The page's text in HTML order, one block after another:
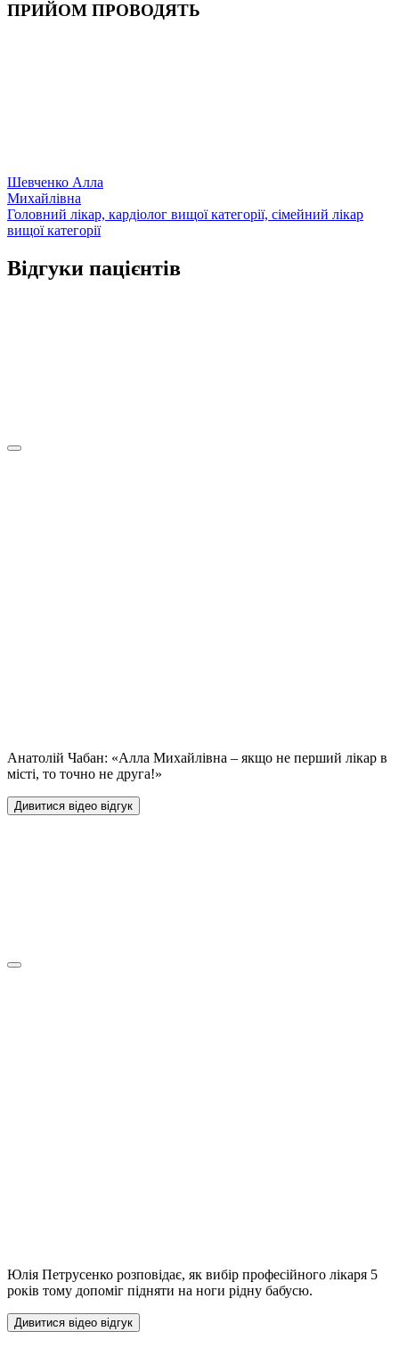
ПРИЙОМ ПРОВОДЯТЬ
Шевченко Алла
Михайлівна
Головний лікар, кардіолог вищої категорії, сімейний лікар
вищої категорії
Відгуки пацієнтів
Анатолій Чабан: «Алла Михайлівна – якщо не перший лікар в
місті, то точно не друга!»
Дивитися відео відгук
Юлія Петрусенко розповідає, як вибір професійного лікаря 5
років тому допоміг підняти на ноги рідну бабусю.
Дивитися відео відгук